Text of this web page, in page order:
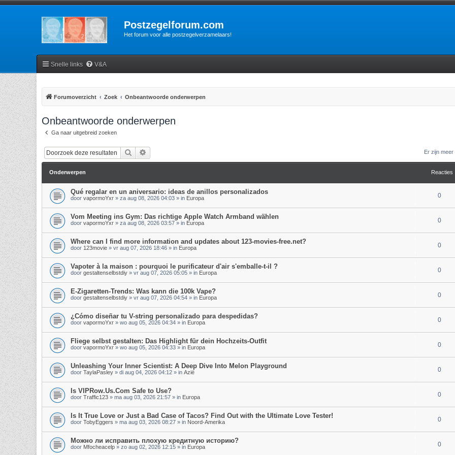
Postzegelforum.com
Het forum voor alle postzegelverzamelaars!
Snelle links V&A
Forumoverzicht Zoek Onbeantwoorde onderwerpen
Onbeantwoorde onderwerpen
Ga naar uitgebreid zoeken
Zoek Er zijn
Onderwerpen Reacties
Qué regalar en un aniversario: ideas de anillos personalizados
door vapormoYxr » za aug 08, 2026 04:03 » in Europa 0
Vom Meeting ins Gym: Das richtige Apple Watch Armband wählen
door vapormoYxr » za aug 08, 2026 03:57 » in Europa 0
Where can I find more information and updates about 123-movies-free.net?
door 123movie » vr aug 07, 2026 18:46 » in Europa 0
Vapoter à la maison : pourquoi le purificateur d'air s'emballe-t-il ?
door gestaltenselbstdiy » vr aug 07, 2026 05:05 » in Europa 0
E-Zigaretten-Trends: Was kann die 100k Vape?
door gestaltenselbstdiy » vr aug 07, 2026 04:54 » in Europa 0
¿Cómo diseñar tu V-string personalizado para despedidas?
door vapormoYxr » wo aug 05, 2026 04:34 » in Europa 0
Fliege selbst gestalten: Das Highlight für dein Hochzeits-Outfit
door vapormoYxr » wo aug 05, 2026 04:33 » in Europa 0
Unleashing Your Inner Scientist: A Deep Dive Into Melon Playground
door TaylaPasley » di aug 04, 2026 04:12 » in Azië 0
Is VIPRow.Us.Com Safe to Use?
door Traffic123 » ma aug 03, 2026 21:57 » in Europa 0
Is It True Love or Just a Bad Case of Tacos? Find Out with the Ultimate Love Tester!
door TobyEggers » ma aug 03, 2026 08:27 » in Noord-Amerika 0
Можно ли исправить плохую кредитную историю?
door Mfocheacelp » zo aug 02, 2026 12:15 » in Europa 0